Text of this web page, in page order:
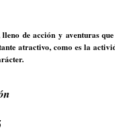
de acción y aventuras
atractivo, como es la